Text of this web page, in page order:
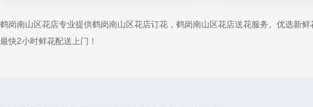
鹤岗南山区花店专业提供鹤岗南山区花店订花，鹤岗南山区花店送花服务。优选新
最快2小时鲜花配送上门！